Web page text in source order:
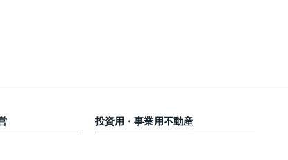
投資用・事業用不動産